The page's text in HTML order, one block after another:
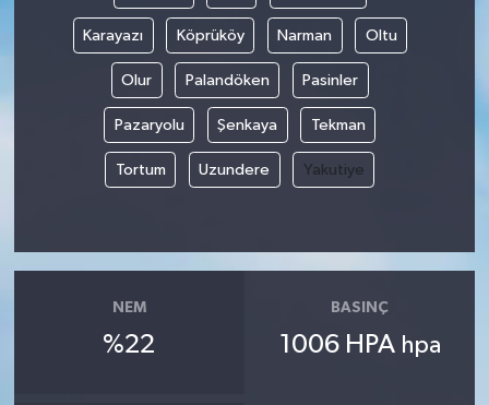
Karayazı Köprüköy Narman Oltu
Olur Palandöken Pasinler
Pazaryolu Şenkaya Tekman
Tortum Uzundere Yakutiye
NEM
%22
BASINÇ
1006 HPA hpa